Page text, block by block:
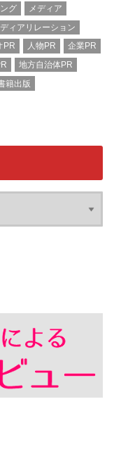
グ
メディア
ィアリレーション
PR 人物PR
企業PR
地方自治体PR
籍出版